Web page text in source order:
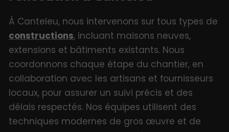
À Canteleu, nous intervenons sur tous types de
constructions, incluant maisons neuves,
extensions et bâtiments existants. Nous
coordonnons chaque étape du chantier, en
collaboration avec les artisans et fournisseurs
locaux, pour assurer un suivi précis et des
délais respectés. Nos équipes utilisent des
techniques modernes de gros œuvre et de